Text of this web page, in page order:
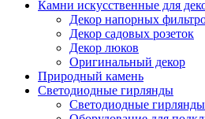
Камни искусственные для
Декор напорных
Декор садовых розеток
Декор люков
Оригинальный декор
Природный камень
Светодиодные гирлянды
Светодиодные